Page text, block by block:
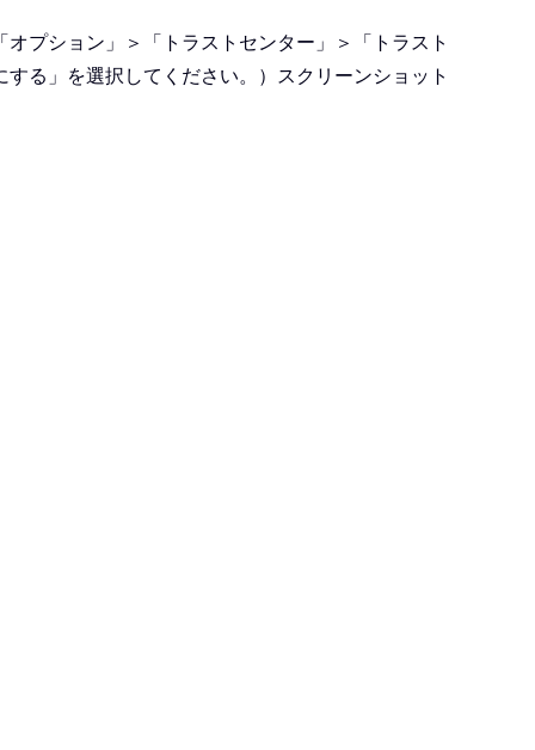
プション」＞「トラストセンター」＞「トラスト
る」を選択してください。）スクリーンショット